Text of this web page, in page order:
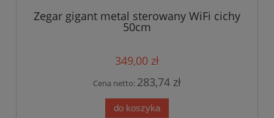
Zegar gigant metal sterowany WiFi cichy
50cm
349,00 zł
Cena netto: 283,74 zł
do koszyka